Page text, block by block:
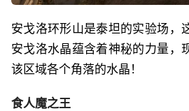
安戈洛环形山是泰坦的实验场，
安戈洛水晶蕴含着神秘的力量，
该区域各个角落的水晶！
食人魔之王